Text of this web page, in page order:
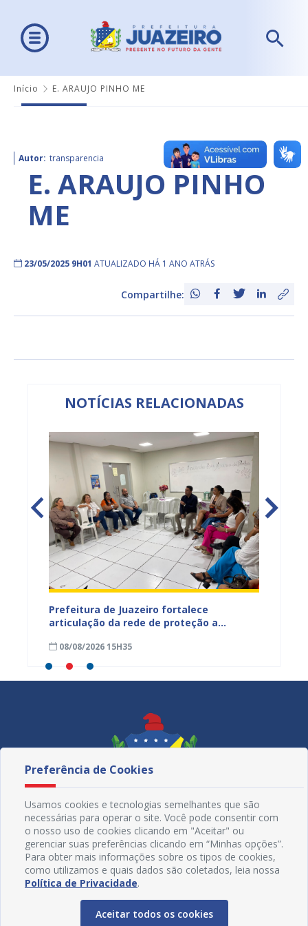
Início E. ARAUJO PINHO ME
Autor: transparencia
E. ARAUJO PINHO
ME
23/05/2025 9H01 ATUALIZADO HÁ 1 ANO ATRÁS
Compartilhe:
NOTÍCIAS RELACIONADAS
Prefeitura de Juazeiro fortalece
articulação da rede de proteção a
análoga à escravidão
08/08/2026 15H35
Redes Sociais
Preferência de Cookies
Usamos cookies e tecnologias semelhantes que são
necessárias para operar o site. Você pode consentir com
o nosso uso de cookies clicando em "Aceitar" ou
gerenciar suas preferências clicando em “Minhas opções”.
Para obter mais informações sobre os tipos de cookies,
como utilizamos e quais dados são coletados, leia nossa
Política de Privacidade.
Aceitar todos os cookies